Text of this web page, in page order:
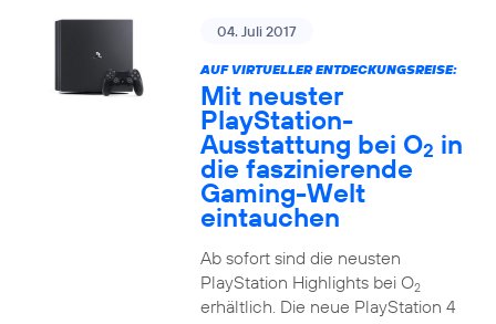
04. Juli 2017
AUF VIRTUELLER ENTDECKUNGSREISE:
Mit neuster
PlayStation-
Ausstattung bei O2 in
die faszinierende
Gaming-Welt
eintauchen
Ab sofort sind die neusten
PlayStation Highlights bei O2
erhältlich. Die neue PlayStation 4